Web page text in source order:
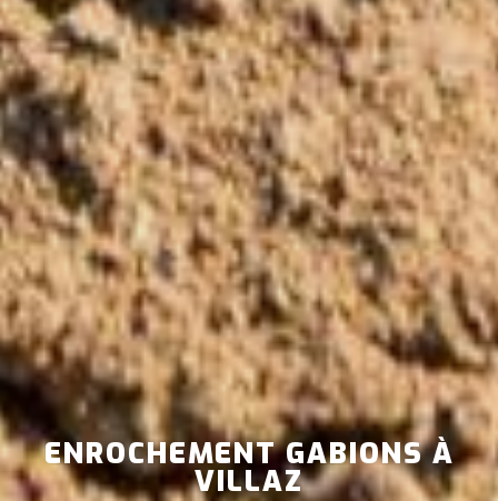
ENROCHEMENT GABIONS À
VILLAZ